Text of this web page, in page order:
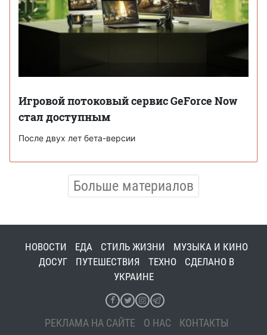
Игровой потоковый сервис GeForce Now
стал доступным
После двух лет бета-версии
Больше материалов
НОВОСТИ ЕДА СТИЛЬ ЖИЗНИ
МУЗЫКА И КИНО
ДОСУГ
ПУТЕШЕСТВИЯ ТЕХНО
СДЕЛАНО В
УКРАИНЕ
РЕКЛАМА НА САЙТЕ О НАС
КОНТАКТЫ